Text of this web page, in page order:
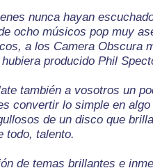
nunca hayan
ocho músicos pop muy
a los Camera Obscura
producido Phil
también a vosotros un
convertir lo simple en
de un disco que
todo, talento.
de temas brillantes e